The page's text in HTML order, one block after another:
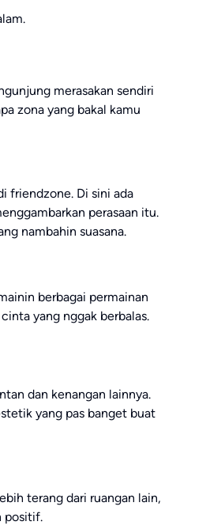
merasakan sendiri
zona yang bakal kamu
friendzone. Di sini ada
perasaan itu.
nambahin suasana.
berbagai permainan
yang nggak berbalas.
dan kenangan lainnya.
yang pas banget buat
terang dari ruangan lain,
positif.